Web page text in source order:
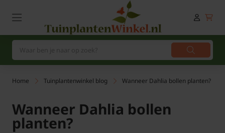
Home Tuinplantenwinkel blog Wanneer Dahlia bollen planten?
Wanneer Dahlia bollen
planten?